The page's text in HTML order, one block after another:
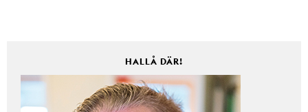
HALLÅ DÄR!